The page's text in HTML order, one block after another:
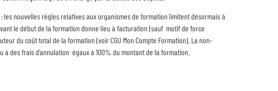
les nouvelles règles relatives aux organismes de formation limitent désormais à
le début de la formation donne lieu à facturation (sauf motif de force
du coût total de la formation (voir CGU Mon Compte Formation). La non-
des frais d’annulation égaux à 100% du montant de la formation.